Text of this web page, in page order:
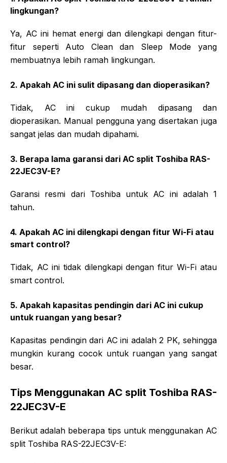
lingkungan?
Ya, AC ini hemat energi dan dilengkapi dengan fitur-
fitur seperti Auto Clean dan Sleep Mode yang
membuatnya lebih ramah lingkungan.
2. Apakah AC ini sulit dipasang dan dioperasikan?
Tidak, AC ini cukup mudah dipasang dan
dioperasikan. Manual pengguna yang disertakan juga
sangat jelas dan mudah dipahami.
3. Berapa lama garansi dari AC split Toshiba RAS-
22JEC3V-E?
Garansi resmi dari Toshiba untuk AC ini adalah 1
tahun.
4. Apakah AC ini dilengkapi dengan fitur Wi-Fi atau
smart control?
Tidak, AC ini tidak dilengkapi dengan fitur Wi-Fi atau
smart control.
5. Apakah kapasitas pendingin dari AC ini cukup
untuk ruangan yang besar?
Kapasitas pendingin dari AC ini adalah 2 PK, sehingga
mungkin kurang cocok untuk ruangan yang sangat
besar.
Tips Menggunakan AC split Toshiba RAS-
22JEC3V-E
Berikut adalah beberapa tips untuk menggunakan AC
split Toshiba RAS-22JEC3V-E: